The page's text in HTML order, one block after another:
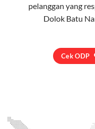
pelanggan yang
Dolok Batu
Cek ODP